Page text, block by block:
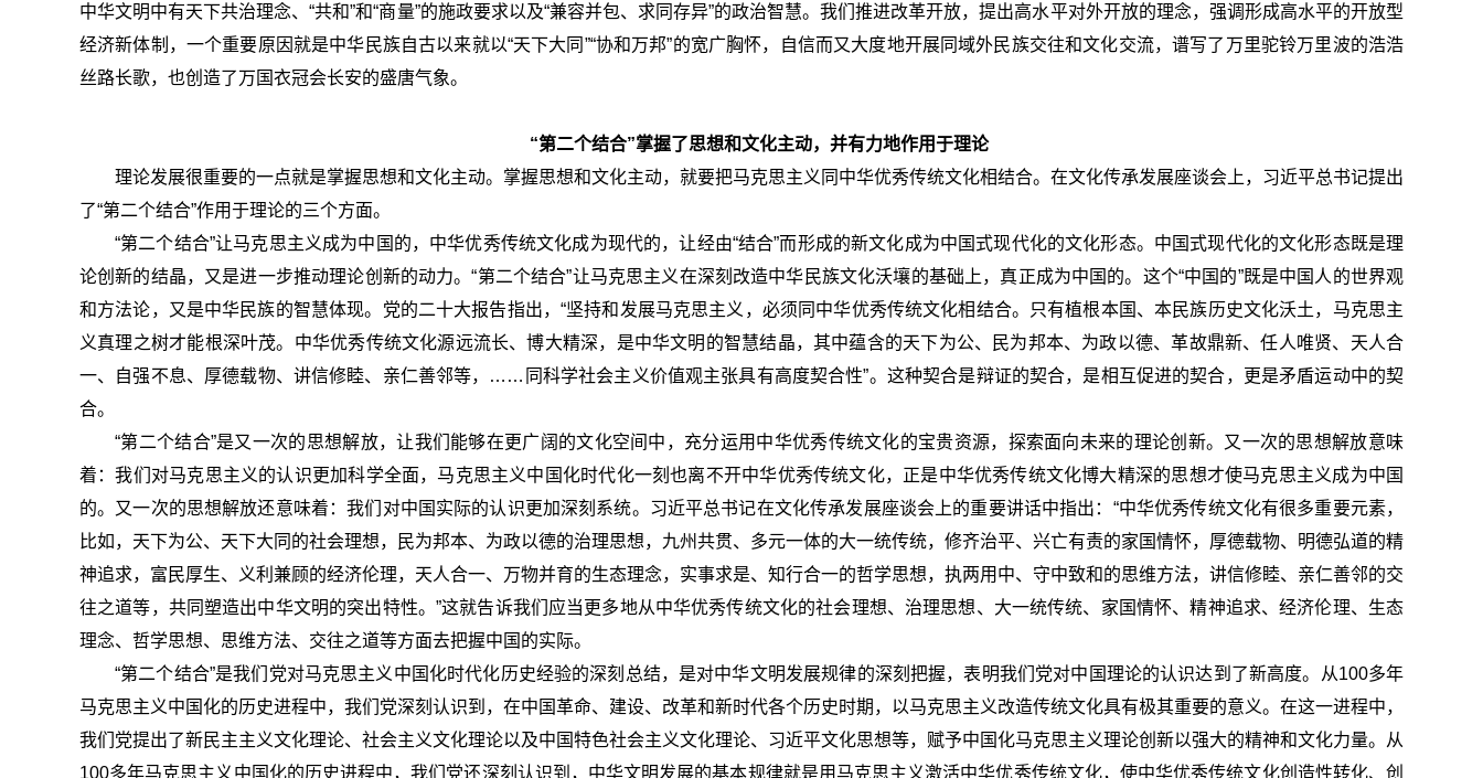
中华文明中有天下共治理念、“共和”和“商量”的施政要求以及“兼容并包、求同存异”的政治智慧。我们推进改革开放，提出高水平对外开放的理念，强调形成高水平的开放型
经济新体制，一个重要原因就是中华民族自古以来就以“天下大同”“协和万邦”的宽广胸怀，自信而又大度地开展同域外民族交往和文化交流，谱写了万里驼铃万里波的浩浩
丝路长歌，也创造了万国衣冠会长安的盛唐气象。
“第二个结合”掌握了思想和文化主动，并有力地作用于理论
理论发展很重要的一点就是掌握思想和文化主动。掌握思想和文化主动，就要把马克思主义同中华优秀传统文化相结合。在文化传承发展座谈会上，习近平总书记提出
了“第二个结合”作用于理论的三个方面。
“第二个结合”让马克思主义成为中国的，中华优秀传统文化成为现代的，让经由“结合”而形成的新文化成为中国式现代化的文化形态。中国式现代化的文化形态既是理
论创新的结晶，又是进一步推动理论创新的动力。“第二个结合”让马克思主义在深刻改造中华民族文化沃壤的基础上，真正成为中国的。这个“中国的”既是中国人的世界观
和方法论，又是中华民族的智慧体现。党的二十大报告指出，“坚持和发展马克思主义，必须同中华优秀传统文化相结合。只有植根本国、本民族历史文化沃土，马克思主
义真理之树才能根深叶茂。中华优秀传统文化源远流长、博大精深，是中华文明的智慧结晶，其中蕴含的天下为公、民为邦本、为政以德、革故鼎新、任人唯贤、天人合
一、自强不息、厚德载物、讲信修睦、亲仁善邻等，……同科学社会主义价值观主张具有高度契合性”。这种契合是辩证的契合，是相互促进的契合，更是矛盾运动中的契
合。
“第二个结合”是又一次的思想解放，让我们能够在更广阔的文化空间中，充分运用中华优秀传统文化的宝贵资源，探索面向未来的理论创新。又一次的思想解放意味
着：我们对马克思主义的认识更加科学全面，马克思主义中国化时代化一刻也离不开中华优秀传统文化，正是中华优秀传统文化博大精深的思想才使马克思主义成为中国
的。又一次的思想解放还意味着：我们对中国实际的认识更加深刻系统。习近平总书记在文化传承发展座谈会上的重要讲话中指出：“中华优秀传统文化有很多重要元素，
比如，天下为公、天下大同的社会理想，民为邦本、为政以德的治理思想，九州共贯、多元一体的大一统传统，修齐治平、兴亡有责的家国情怀，厚德载物、明德弘道的精
神追求，富民厚生、义利兼顾的经济伦理，天人合一、万物并育的生态理念，实事求是、知行合一的哲学思想，执两用中、守中致和的思维方法，讲信修睦、亲仁善邻的交
往之道等，共同塑造出中华文明的突出特性。”这就告诉我们应当更多地从中华优秀传统文化的社会理想、治理思想、大一统传统、家国情怀、精神追求、经济伦理、生态
理念、哲学思想、思维方法、交往之道等方面去把握中国的实际。
“第二个结合”是我们党对马克思主义中国化时代化历史经验的深刻总结，是对中华文明发展规律的深刻把握，表明我们党对中国理论的认识达到了新高度。从100多年
马克思主义中国化的历史进程中，我们党深刻认识到，在中国革命、建设、改革和新时代各个历史时期，以马克思主义改造传统文化具有极其重要的意义。在这一进程中，
我们党提出了新民主主义文化理论、社会主义文化理论以及中国特色社会主义文化理论、习近平文化思想等，赋予中国化马克思主义理论创新以强大的精神和文化力量。从
100多年马克思主义中国化的历史进程中，我们党还深刻认识到，中华文明发展的基本规律就是用马克思主义激活中华优秀传统文化，使中华优秀传统文化创造性转化、创